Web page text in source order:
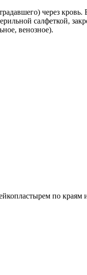
через кровь.
салфеткой,
венозное).
по краям